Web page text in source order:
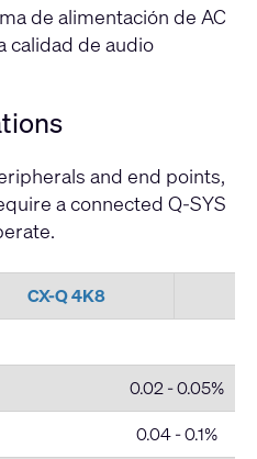
de alimentación de AC
calidad de audio
and end points,
a connected Q-SYS
CX-Q 4K8
0.02 - 0.05%
0.04 - 0.1%